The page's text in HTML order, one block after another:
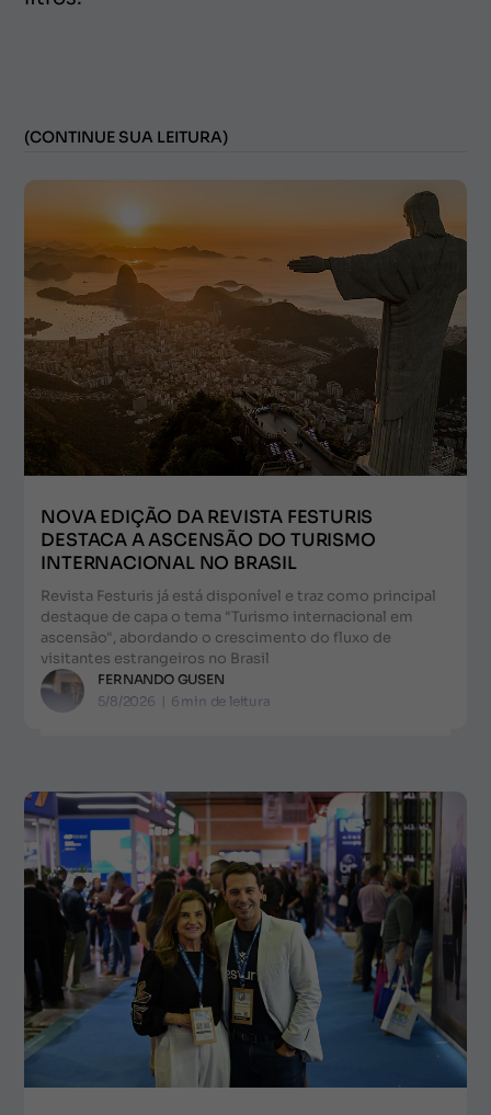
(CONTINUE SUA LEITURA)
NOVA EDIÇÃO DA REVISTA FESTURIS
DESTACA A ASCENSÃO DO TURISMO
INTERNACIONAL NO BRASIL
Revista Festuris já está disponível e traz como principal
destaque de capa o tema "Turismo internacional em
ascensão", abordando o crescimento do fluxo de
visitantes estrangeiros no Brasil
FERNANDO GUSEN
5/8/2026 | 6 min de leitura